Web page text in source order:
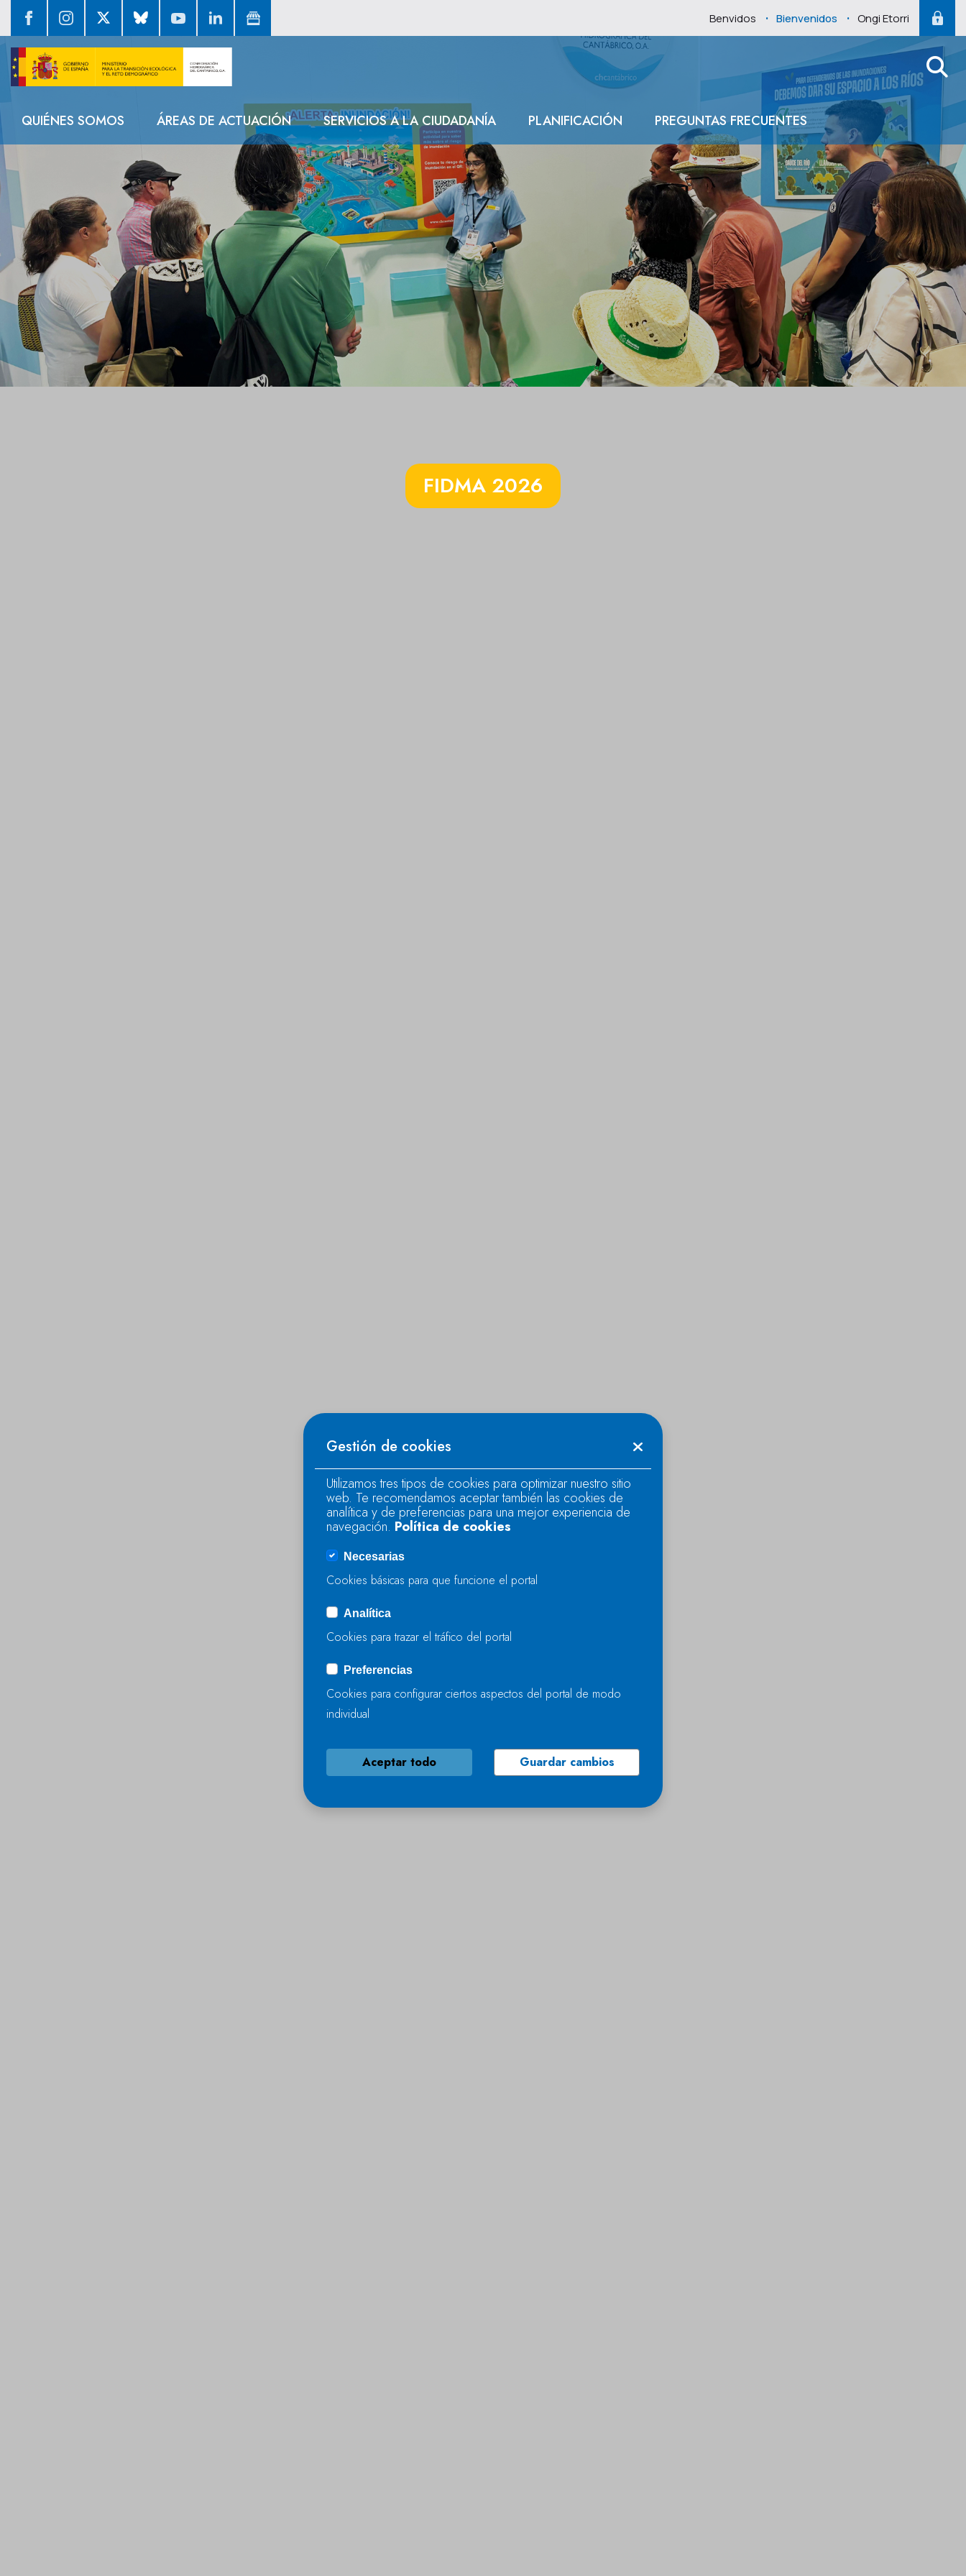
Benvidos . Bienvenidos . Ongi Etorri
Navegación
QUIÉNES SOMOS ÁREAS DE ACTUACIÓN SERVICIOS A LA CIUDADANÍA PLANIFICACIÓN PREGUNTAS FRECUENTES
Inicio
FIDMA 2026
Gestión de cookies
Utilizamos tres tipos de cookies para optimizar nuestro sitio
web. Te recomendamos aceptar también las cookies de
analítica y de preferencias para una mejor experiencia de
navegación. Política de cookies
Necesarias
Cookies básicas para que funcione el portal
Analítica
Cookies para trazar el tráfico del portal
Preferencias
Cookies para configurar ciertos aspectos del portal de modo
individual
Aceptar todo Guardar cambios